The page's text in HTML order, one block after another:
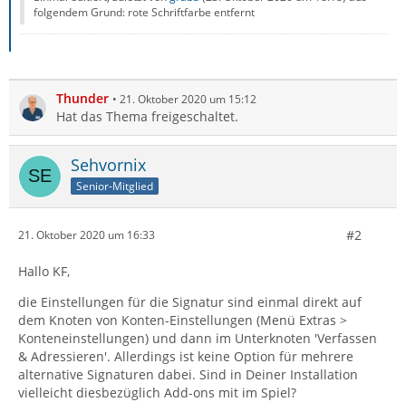
folgendem Grund: rote Schriftfarbe entfernt
Thunder 21. Oktober 2020 um 15:12
Hat das Thema freigeschaltet.
Sehvornix
Senior-Mitglied
21. Oktober 2020 um 16:33 #2
Hallo KF,
die Einstellungen für die Signatur sind einmal direkt auf
dem Knoten von Konten-Einstellungen (Menü Extras >
Konteneinstellungen) und dann im Unterknoten 'Verfassen
& Adressieren'. Allerdings ist keine Option für mehrere
alternative Signaturen dabei. Sind in Deiner Installation
vielleicht diesbezüglich Add-ons mit im Spiel?